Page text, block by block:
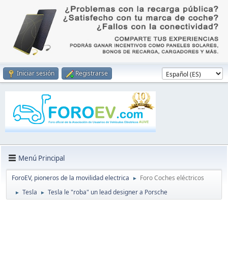
Iniciar sesión Registrarse
Menú Principal
ForoEV, pioneros de la movilidad electrica ► Foro Coches eléctricos
► Tesla ► Tesla le "roba" un lead designer a Porsche